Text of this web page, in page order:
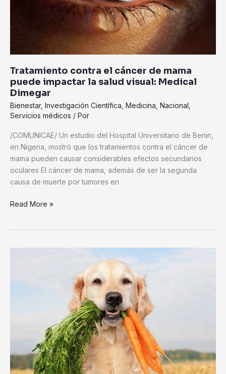
Tratamiento contra el cáncer de mama
puede impactar la salud visual: Medical
Dimegar
Bienestar, Investigación Científica Medicina Nacional
Servicios médicos / Por
/COMUNICAE/ Un estudio del Hospital Universitario de Benin,
en Nigeria, mostró que los tratamientos contra el cáncer de
mama pueden causar considerables efectos secundarios
oculares El cáncer de mama, además de ser la segunda
causa de muerte por tumores en
salud
Medical
Dimegar
Read More »
al
planeta